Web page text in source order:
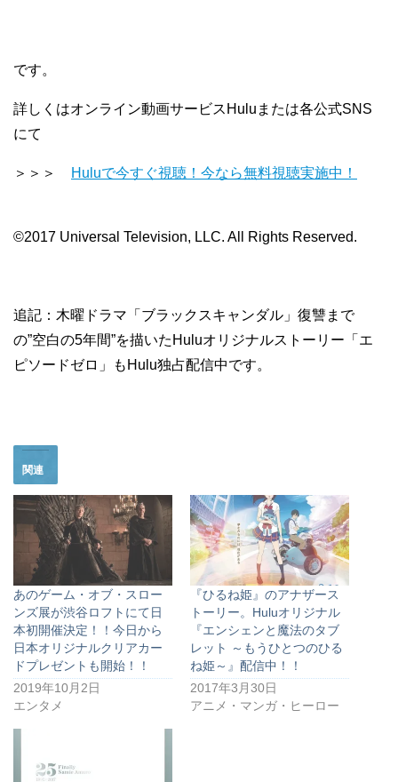
です。
詳しくはオンライン動画サービスHuluまたは各公式SNS
にて
＞＞＞ Huluで今すぐ視聴！今なら無料視聴実施中！
©2017 Universal Television, LLC. All Rights Reserved.
追記：木曜ドラマ「ブラックスキャンダル」復讐まで
の”空白の5年間”を描いたHuluオリジナルストーリー「エ
ピソードゼロ」もHulu独占配信中です。
関連
あのゲーム・オブ・スロー
ンズ展が渋谷ロフトにて日
本初開催決定！！今日から
日本オリジナルクリアカー
ドプレゼントも開始！！
2019年10月2日
エンタメ
『ひるね姫』のアナザース
トーリー。Huluオリジナル
『エンシェンと魔法のタブ
レット ～もうひとつのひる
ね姫～』配信中！！
2017年3月30日
アニメ・マンガ・ヒーロー